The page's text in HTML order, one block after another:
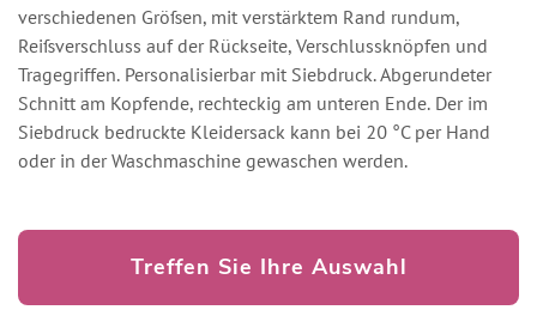
verschiedenen Größen, mit verstärktem Rand rundum,
Reißverschluss auf der Rückseite, Verschlussknöpfen und
Tragegriffen. Personalisierbar mit Siebdruck. Abgerundeter
Schnitt am Kopfende, rechteckig am unteren Ende. Der im
Siebdruck bedruckte Kleidersack kann bei 20 °C per Hand
oder in der Waschmaschine gewaschen werden.
Treffen Sie Ihre Auswahl